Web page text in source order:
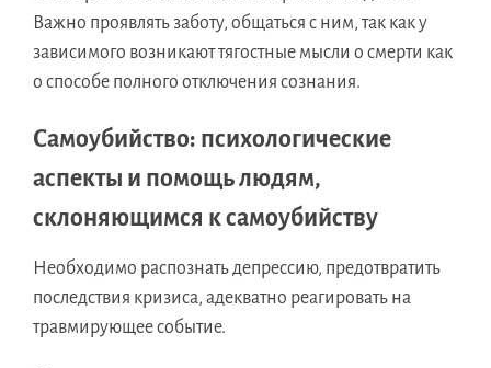
Важно проявлять заботу, общаться с ним, так как у
зависимого возникают тягостные мысли о смерти как
о способе полного отключения сознания.
Самоубийство: психологические
аспекты и помощь людям,
склоняющимся к самоубийству
Необходимо распознать депрессию, предотвратить
последствия кризиса, адекватно реагировать на
травмирующее событие.